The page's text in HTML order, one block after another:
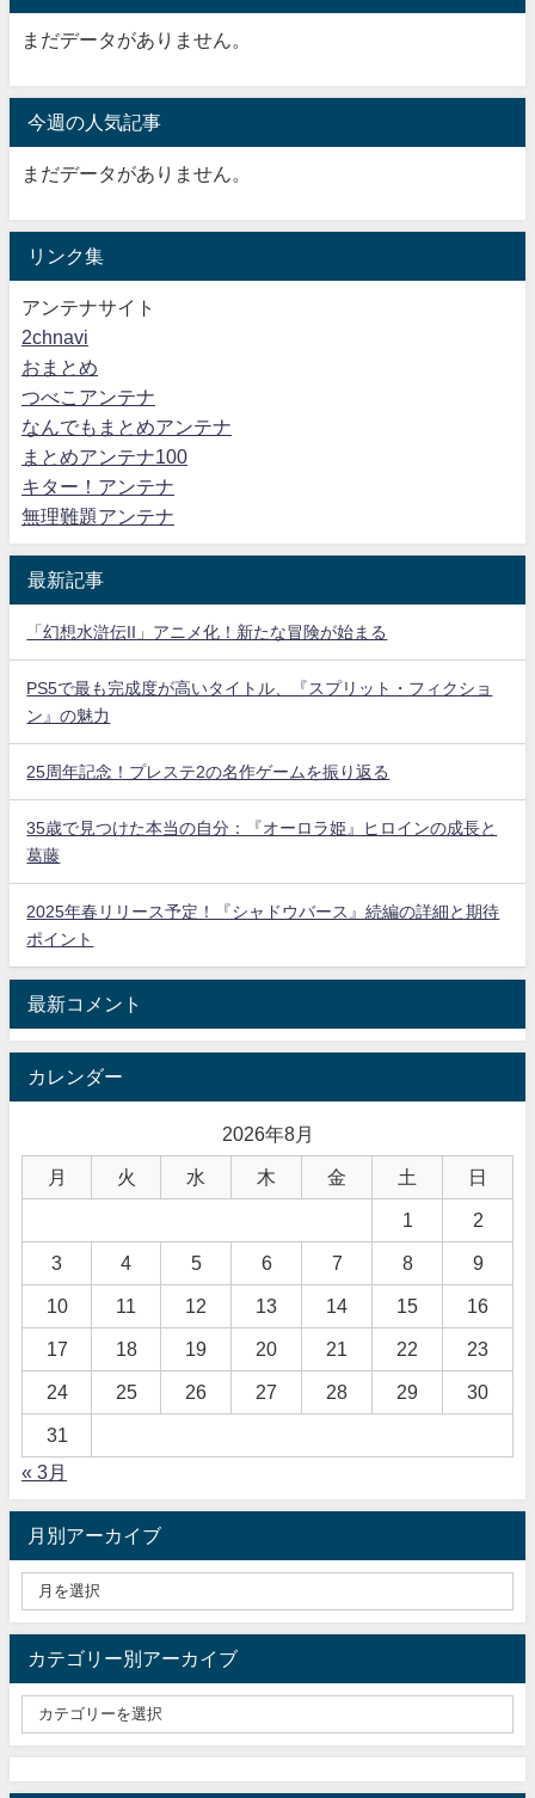
まだデータがありません。
今週の人気記事
まだデータがありません。
リンク集
アンテナサイト
2chnavi
おまとめ
つべこアンテナ
なんでもまとめアンテナ
まとめアンテナ100
キター！アンテナ
無理難題アンテナ
最新記事
「幻想水滸伝II」アニメ化！新たな冒険が始まる
PS5で最も完成度が高いタイトル、『スプリット・フィクショ
ン』の魅力
25周年記念！プレステ2の名作ゲームを振り返る
35歳で見つけた本当の自分：『オーロラ姫』ヒロインの成長と
葛藤
2025年春リリース予定！『シャドウバース』続編の詳細と期待
ポイント
最新コメント
カレンダー
2026年8月
月 火 水 木 金 土 日
1 2
3 4 5 6 7 8 9
10 11 12 13 14 15 16
17 18 19 20 21 22 23
24 25 26 27 28 29 30
31
« 3月
月別アーカイブ
カテゴリー別アーカイブ